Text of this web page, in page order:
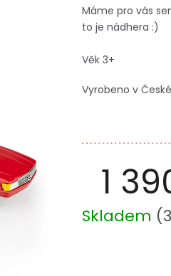
1
Měrná
cena:
Skladem (
Máme pro vás
to je nádhera :)
Věk 3+
Vyrobeno v